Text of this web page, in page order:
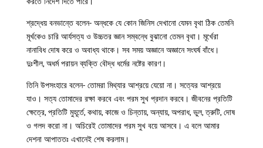
শ্রদ্ধেয় বনভান্তে বলেন- অন্ধকে যে কোন জিনিস দেখানো যেমন বৃথা ঠিক তেমনি
মূর্খকেও চারি আর্যসত্য ও উচ্চতর জ্ঞান সম্বন্ধে বুঝানো তেমন বৃথা। মূর্খেরা
নানাবিধ দোষ করে ও অবাধ্য থাকে। সব সময় অজ্ঞানে অজ্ঞানে সংঘর্ষ বাঁধে।
দুঃশীল, অধর্ম পরায়ন ব্যক্তি বৌদ্ধ ধর্মের নষ্টের কারণ।
তিনি উপসংহারে বলেন- তোমরা মিথ্যার আশ্রয়ে যেয়ো না। সত্যের আশ্রয়ে
যাও। সত্য তোমাদের রক্ষা করবে এবং পরম সুখ প্রদান করবে। জীবনের প্রতিটি
ক্ষেত্রে, প্রতিটি মুহূর্তে, কথায়, কাজে ও চিন্তায়, অন্যায়, অপরাধ, ভুল, ত্রুটি, দোষ
ও গলদ করো না। অচিরেই তোমাদের পরম সুখ বয়ে আসবে। এ বলে আমার
দেশনা আপাততঃ এখানেই শেষ করলাম।